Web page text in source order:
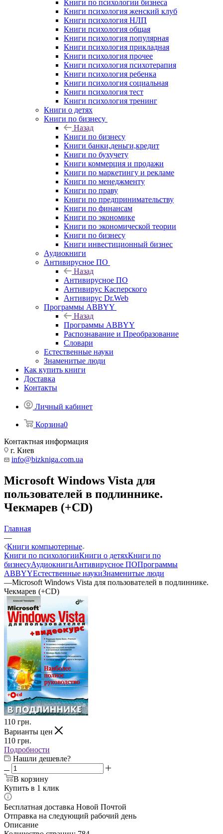
Книги по психологии бизнеса
Книги психология женский клуб
Книги психология НЛП
Книги психология общая
Книги психология популярная
Книги психология прикладная
Книги психология прочее
Книги психология психотерапия
Книги психология ребенка
Книги психология социальная
Книги психология тест
Книги психология тренинг
Книги о детях
Книги по бизнесу
Назад
Книги по бизнесу
Книги банки,деньги,кредит
Книги по бухучету
Книги коммерция и продажи
Книги по маркетингу и рекламе
Книги по менеджменту
Книги по праву
Книги по предпринимательству
Книги по финансам
Книги по экономике
Книги по экономической теории
Книги по бизнесу
Книги инвестиционный бизнес
Аудиокниги
Антивирусное ПО
Назад
Антивирусное ПО
Антивирус Касперского
Антивирус Dr.Web
Программы ABBYY
Назад
Программы ABBYY
Распознавание и Преобразование
Словари
Естественные науки
Знаменитые люди
Как купить книги
Доставка
Контакты
Личный кабинет
Корзина0
Контактная информация
г. Киев
info@bizkniga.com.ua
Microsoft Windows Vista для
пользователей в подлиннике.
Чекмарев (+CD)
Главная
—
Книги компьютерные
Книги по психологииКниги о детяхКниги по
бизнесуАудиокнигиАнтивирусное ПОПрограммы
ABBYYЕстественные наукиЗнаменитые люди
—Microsoft Windows Vista для пользователей в подлиннике.
Чекмарев (+CD)
110 грн.
Варианты цен
110 грн.
Подробности
Нашли дешевле?
В корзину
Купить в 1 клик
Бесплатная доставка Новой Почтой
Отправка на следующий рабочий день
Описание